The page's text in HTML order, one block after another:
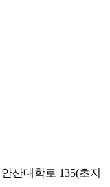
산대학로 135(초지